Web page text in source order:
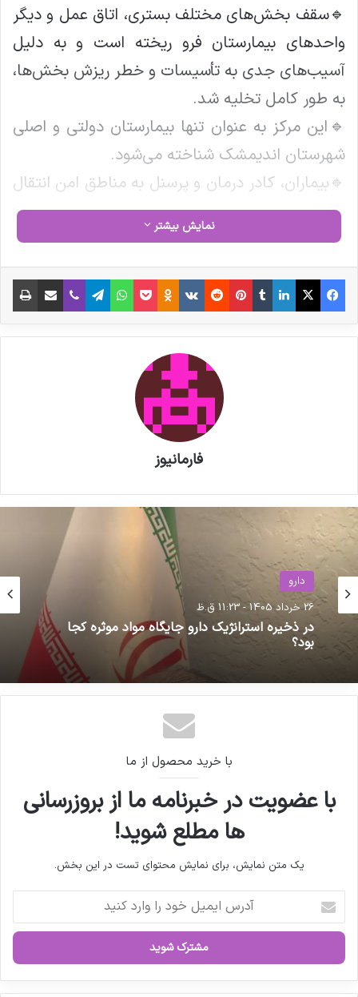
🔹سقف بخش‌های مختلف بستری، اتاق عمل و دیگر
واحدهای بیمارستان فرو ریخته است و به دلیل
آسیب‌های جدی به تأسیسات و خطر ریزش بخش‌ها،
به طور کامل تخلیه شد.
🔹این مرکز به عنوان تنها بیمارستان دولتی و اصلی
شهرستان اندیمشک شناخته می‌شود.
🔹بیماران، کادر درمان و پرسنل به مناطق امن انتقال
یافتند
کپی لینک
نمایش بیشتر
فیس بوک X لینکدین ‫تامبلر ‫پین‌ترست ‫رددیت ‫VKontakte
‫Odnoklassniki پاکت واتس آپ تلگرام وایبر اشتراک گذاری از طریق ایمیل
فارمانیوز
دارو
26 خرداد 1405 - 11:23 ق.ظ
در ذخیره استرانژیک دارو جایگاه مواد موثره کجا
بود؟
دارو
10 دی 1404 - 1:12 ب.ظ
مهم‌ترین اتفاقات صنعت داروسازی در سال ۲۰۲۵
با خرید محصول از ما
با عضویت در خبرنامه ما از بروزرسانی
ها مطلع شوید!
یک متن نمایش، برای نمایش محتوای تست در این بخش.
ر
ا
ی